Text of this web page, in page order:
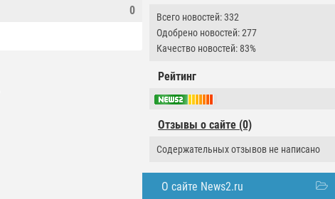
Всего новостей: 332
Одобрено новостей: 277
Качество новостей: 83%
Рейтинг
Отзывы о сайте (0)
Содержательных отзывов не написано
О сайте News2.ru
0